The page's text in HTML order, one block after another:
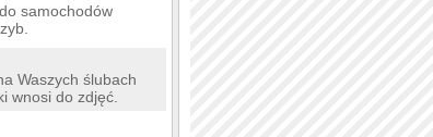
samochodów
Waszych ślubach
wnosi do zdjęć.